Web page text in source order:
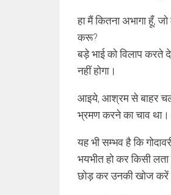
हा मैं कितना अभागा हूँ,
करू?
बड़े भाई को विलाप करते
नहीं होगा।
आइये, आश्रम से बाहर चल
भ्रमण करने का चाव था।
यह भी सम्भव है कि
भयभीत हो कर किसी
छोड़ कर उनकी खोज